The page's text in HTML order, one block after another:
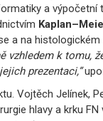
a výpočetní
a na histologickém
k tomu,
prezentaci,”
Vojtěch Jelínek,
hlavy a krku FN